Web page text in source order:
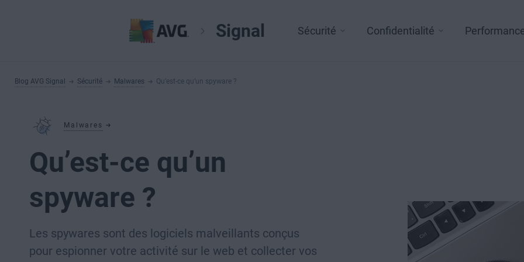
Signal Sécurité Confidentialité
Blog AVG Signal Sécurité Malwares Qu’est-ce qu’un spyware ?
Malwares
Qu’est-ce qu’un
spyware ?
Les spywares sont des logiciels malveillants conçus
pour espionner votre activité sur le web et collecter vos